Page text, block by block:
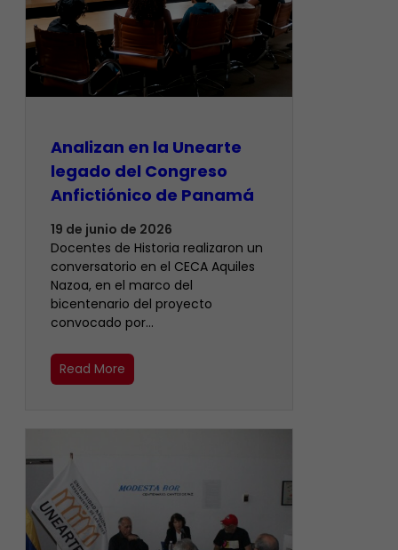
Analizan en la Unearte
legado del Congreso
Anfictiónico de Panamá
19 de junio de 2026
Docentes de Historia realizaron un
conversatorio en el CECA Aquiles
Nazoa, en el marco del
bicentenario del proyecto
convocado por…
Read More